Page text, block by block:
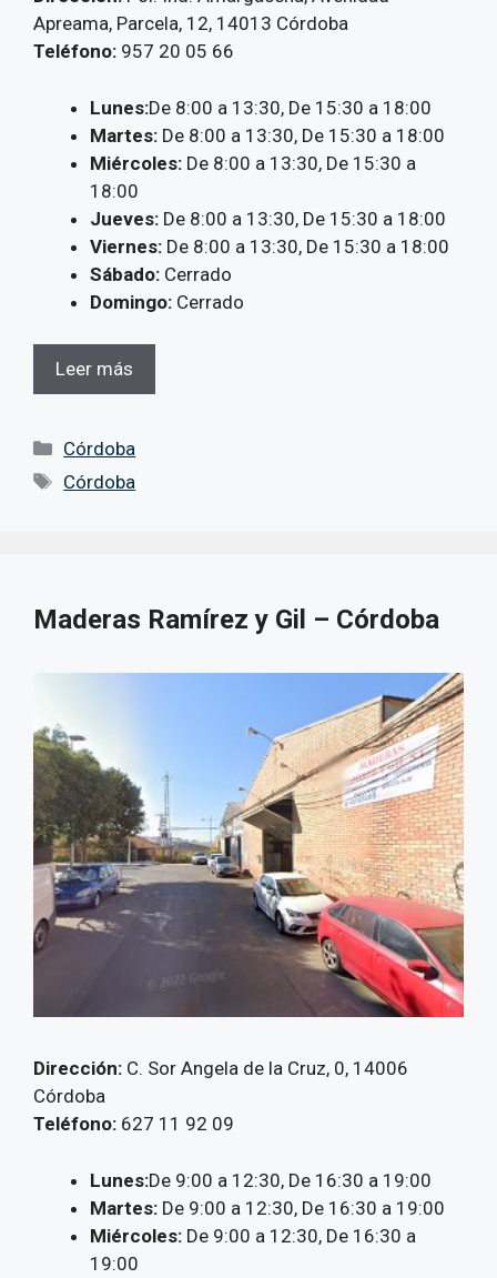
Apreama, Parcela, 12, 14013 Córdoba
Teléfono: 957 20 05 66
Lunes:De 8:00 a 13:30, De 15:30 a 18:00
Martes: De 8:00 a 13:30, De 15:30 a 18:00
Miércoles: De 8:00 a 13:30, De 15:30 a
18:00
Jueves: De 8:00 a 13:30, De 15:30 a 18:00
Viernes: De 8:00 a 13:30, De 15:30 a 18:00
Sábado: Cerrado
Domingo: Cerrado
Leer más
Categorías
Córdoba
Etiquetas
Córdoba
Maderas Ramírez y Gil – Córdoba
Dirección: C. Sor Angela de la Cruz, 0, 14006
Córdoba
Teléfono: 627 11 92 09
Lunes:De 9:00 a 12:30, De 16:30 a 19:00
Martes: De 9:00 a 12:30, De 16:30 a 19:00
Miércoles: De 9:00 a 12:30, De 16:30 a
19:00